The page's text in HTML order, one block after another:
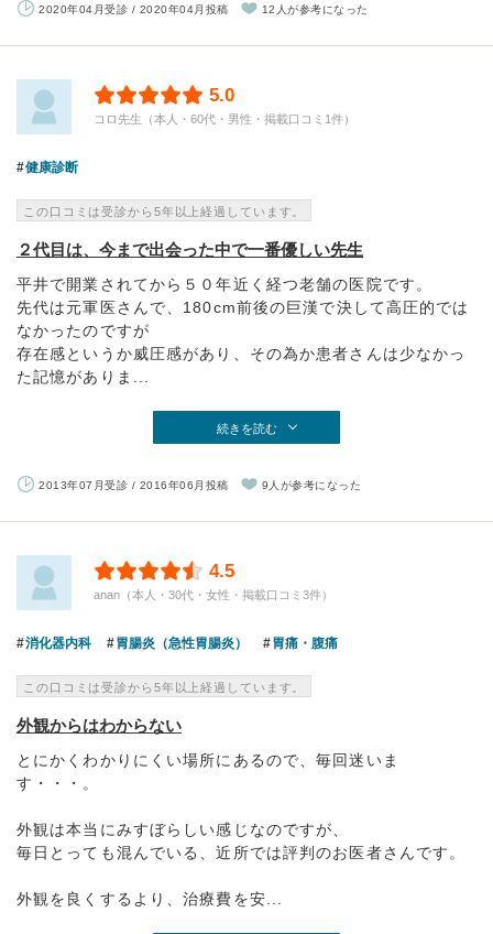
2020年04月受診 / 2020年04月投稿 12人が参考になった
5.0
コロ先生（本人・60代・男性・掲載口コミ1件）
健康診断
この口コミは受診から5年以上経過しています。
２代目は、今まで出会った中で一番優しい先生
平井で開業されてから５０年近く経つ老舗の医院です。
先代は元軍医さんで、180cm前後の巨漢で決して高圧的では
なかったのですが
存在感というか威圧感があり、その為か患者さんは少なかっ
た記憶がありま...
続きを読む
2013年07月受診 / 2016年06月投稿 9人が参考になった
4.5
anan（本人・30代・女性・掲載口コミ3件）
消化器内科 胃腸炎（急性胃腸炎） 胃痛・腹痛
この口コミは受診から5年以上経過しています。
外観からはわからない
とにかくわかりにくい場所にあるので、毎回迷いま
す・・・。
外観は本当にみすぼらしい感じなのですが、
毎日とっても混んでいる、近所では評判のお医者さんです。
外観を良くするより、治療費を安...